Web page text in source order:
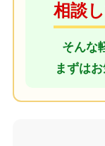
相談
そんな
まずは